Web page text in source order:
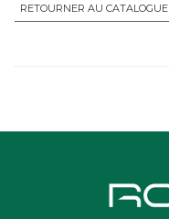
RETOURNER AU CATALOGUE